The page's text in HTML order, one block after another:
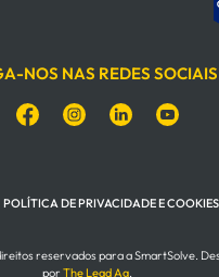
NOS NAS REDES SOCIAIS
reservados para a SmartSolve.
por The Lead Ag.
POLÍTICA DE PRIVACIDADE E COOKIES